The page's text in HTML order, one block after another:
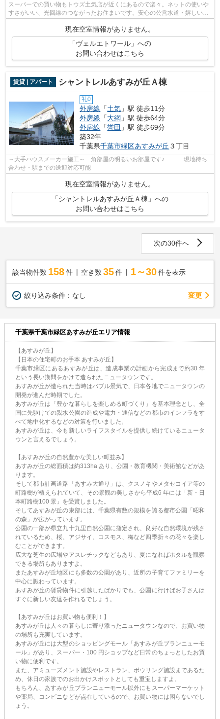
スーパーでの買い物もトウズ土気店が近くにあるので楽々。ネットの使いや
すさがいい、光回線のつながったお住まいです。安心の公営水道・嬉しい公
共下水・経済的な都市ガス。連なった...
現在空室情報がありません。
「ヴェルエトワール」への
お問い合わせはこちら
賃貸 | アパート シャントレルあすみが丘Ａ棟
礼0
外房線 「土気 」駅 徒歩11分
外房線 「大網 」駅 徒歩64分
外房線 「誉田 」駅 徒歩69分
築32年
千葉県千葉市緑区あすみが丘 ３丁目
～大手ハウスメーカー施工～ 角部屋の明るいお部屋です♪ 現地待ち
合わせ・駅までの送迎対応可能
現在空室情報がありません。
「シャントレルあすみが丘Ａ棟」への
お問い合わせはこちら
次の30件へ
該当物件数 158件 空き数 35 件 1～30 件を表示
絞り込み条件： なし 変更
千葉県千葉市緑区あすみが丘エリア情報
【あすみが丘】
【日本の住宅町のお手本 あすみが丘】
千葉市緑区にあるあすみが丘は、造成事業の計画から完成まで約30 年
という長い期間をかけて造られたニュータウンです。
あすみが丘が造られた当時はバブル景気で、日本各地でニュータウンの
開発が進んだ時期でした。
あすみが丘は「豊かな暮らしを楽しめる町づくり」を基本理念とし、全
国に先駆けての親水公園の造成や電力・通信などの都市のインフラをす
べて地中化するなどの対策を行いました。
あすみが丘は、今も新しいライフスタイルを提供し続けているニュータ
ウンと言えるでしょう。
【あすみが丘の自然豊かな美しい町並み】
あすみが丘の総面積は約313ha あり、公園・教育機関・美術館などがあ
ります。
そして都市計画道路「あすみ大通り」は、クスノキやメタセコイア等の
町路樹が植えられていて、その景観の美しさから平成6 年には「新・日
本町路樹100 景」を受賞しました。
そしてあすみが丘の東部には、千葉県有数の規模を誇る都市公園「昭和
の森」が広がっています。
公園の一部が県立九十九里自然公園に指定され、良好な自然環境が残さ
れているため、桜、アジサイ、コスモス、梅など四季折々の花々を楽し
むことができます。
広大な芝生の広場やアスレチックなどもあり、夏になればホタルを観察
できる場所もありますよ。
またあすみが丘地区にも多数の公園があり、近所の子育てファミリーを
中心に賑わっています。
あすみが丘の賃貸物件に引越したばかりでも、公園に行けばお子さんは
すぐに新しい友達を作れるでしょう。
【あすみが丘はお買い物も便利！】
あすみが丘は人々の暮らしに寄り添ったニュータウンなので、お買い物
の場所も充実しています。
あすみが丘には大型のショッピングモール「あすみが丘ブランニューモ
ール」があり、スーパー・100 円ショップなど日常のちょっとしたお買
い物に便利です。
また、アミューズメント施設やレストラン、ボウリング施設まであるた
め、休日の家族でのお出かけスポットとしても重宝しますよ。
もちろん、あすみが丘ブランニューモール以外にもスーパーマーケット
や薬局、コンビニなどが点在しているので、お買い物には困らないでし
ょう。